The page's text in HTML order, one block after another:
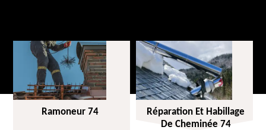
Ramoneur 74
Réparation Et Habillage
De Cheminée 74